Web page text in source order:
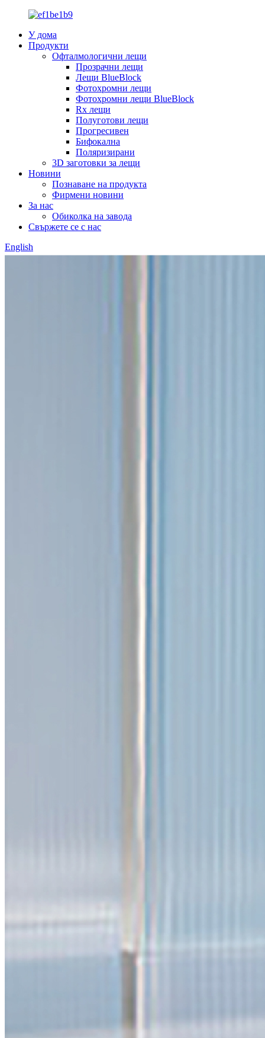
У дома
Продукти
Офталмологични лещи
Прозрачни лещи
Лещи BlueBlock
Фотохромни лещи
Фотохромни лещи BlueBlock
Rx лещи
Полуготови лещи
Прогресивен
Бифокална
Поляризирани
3D заготовки за лещи
Новини
Познаване на продукта
Фирмени новини
За нас
Обиколка на завода
Свържете се с нас
English